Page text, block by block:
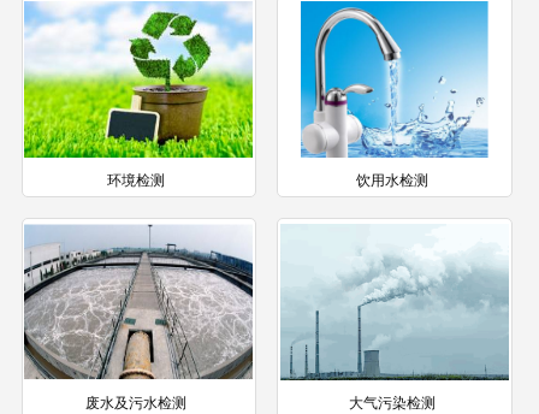
环境检测 饮用水检测
废水及污水检测 大气污染检测